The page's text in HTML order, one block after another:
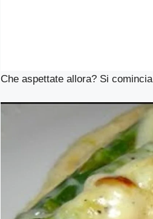
Che aspettate allora? Si